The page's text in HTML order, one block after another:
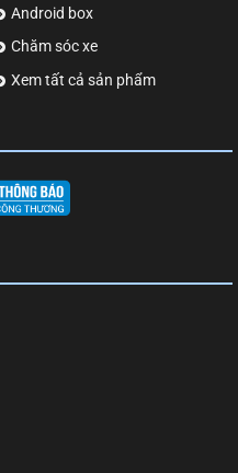
Android box
Chăm sóc xe
Xem tất cả sản phẩm